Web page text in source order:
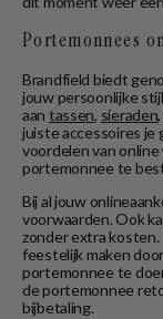
Portemonnees
Brandfield biedt
jouw persoonlijke
aan tassen, sieraden,
juiste accessoires je
voordelen van
portemonnee te
Bij al jouw
voorwaarden. Ook
zonder extra
feestelijk maken
portemonnee te
de portemonnee
bijbetaling.